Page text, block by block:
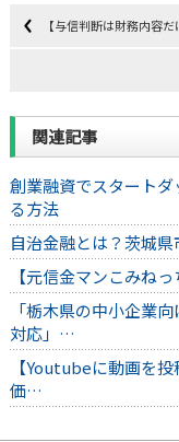
【与信判断は財務内容
関連記事
創業融資でスタート
る方法
自治金融とは？茨城
【元信金マンこみね
「栃木県の中小企業
対応」…
【Youtubeに動画を
価…